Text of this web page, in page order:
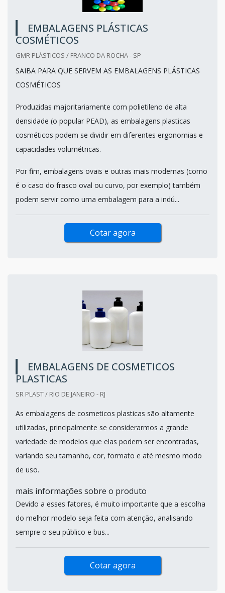
EMBALAGENS PLÁSTICAS
COSMÉTICOS
GMR PLÁSTICOS / FRANCO DA ROCHA - SP
SAIBA PARA QUE SERVEM AS EMBALAGENS PLÁSTICAS
COSMÉTICOS
Produzidas majoritariamente com polietileno de alta
densidade (o popular PEAD), as embalagens plasticas
cosméticos podem se dividir em diferentes ergonomias e
capacidades volumétricas.
Por fim, embalagens ovais e outras mais modernas (como
é o caso do frasco oval ou curvo, por exemplo) também
podem servir como uma embalagem para a indú...
Cotar agora
EMBALAGENS DE COSMETICOS
PLASTICAS
SR PLAST / RIO DE JANEIRO - RJ
As embalagens de cosmeticos plasticas são altamente
utilizadas, principalmente se considerarmos a grande
variedade de modelos que elas podem ser encontradas,
variando seu tamanho, cor, formato e até mesmo modo
de uso.
mais informações sobre o produto
Devido a esses fatores, é muito importante que a escolha
do melhor modelo seja feita com atenção, analisando
sempre o seu público e bus...
Cotar agora